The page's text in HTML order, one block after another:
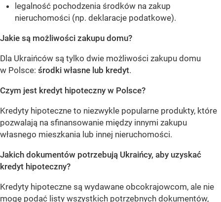
legalność pochodzenia środków na zakup
nieruchomości (np. deklaracje podatkowe).
Jakie są możliwości zakupu domu?
Dla Ukraińców są tylko dwie możliwości zakupu domu
w Polsce: środki własne lub kredyt.
Czym jest kredyt hipoteczny w Polsce?
Kredyty hipoteczne to niezwykle popularne produkty, które
pozwalają na sfinansowanie między innymi zakupu
własnego mieszkania lub innej nieruchomości.
Jakich dokumentów potrzebują Ukraińcy, aby uzyskać
kredyt hipoteczny?
Kredyty hipoteczne są wydawane obcokrajowcom, ale nie
mogę podać listy wszystkich potrzebnych dokumentów,